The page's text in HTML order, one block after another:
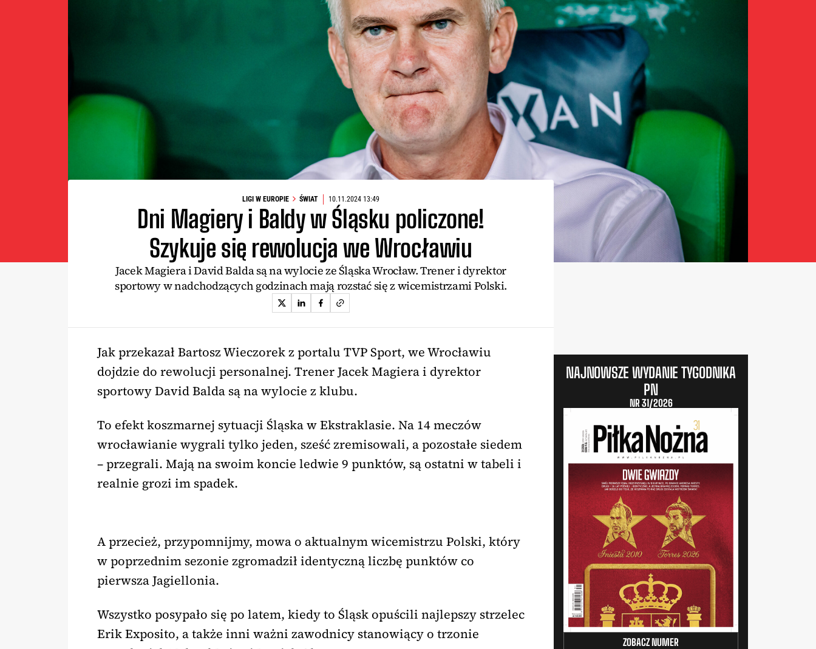
LIGI W EUROPIE ŚWIAT 10.11.2024 13:49
Dni Magiery i Baldy w Śląsku policzone!
Szykuje się rewolucja we Wrocławiu
Jacek Magiera i David Balda są na wylocie ze Śląska Wrocław. Trener i dyrektor
sportowy w nadchodzących godzinach mają rozstać się z wicemistrzami Polski.
Jak przekazał Bartosz Wieczorek z portalu TVP Sport, we Wrocławiu
dojdzie do rewolucji personalnej. Trener Jacek Magiera i dyrektor
sportowy David Balda są na wylocie z klubu.
To efekt koszmarnej sytuacji Śląska w Ekstraklasie. Na 14 meczów
wrocławianie wygrali tylko jeden, sześć zremisowali, a pozostałe siedem
– przegrali. Mają na swoim koncie ledwie 9 punktów, są ostatni w tabeli i
realnie grozi im spadek.
A przecież, przypomnijmy, mowa o aktualnym wicemistrzu Polski, który
w poprzednim sezonie zgromadził identyczną liczbę punktów co
pierwsza Jagiellonia.
Wszystko posypało się po latem, kiedy to Śląsk opuścili najlepszy strzelec
Erik Exposito, a także inni ważni zawodnicy stanowiący o trzonie
NAJNOWSZE WYDANIE TYGODNIKA
PN
NR 31/2026
ZOBACZ NUMER